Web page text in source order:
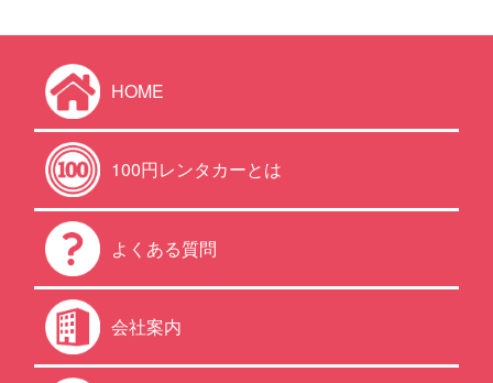
HOME
100円レンタカーとは
よくある質問
会社案内